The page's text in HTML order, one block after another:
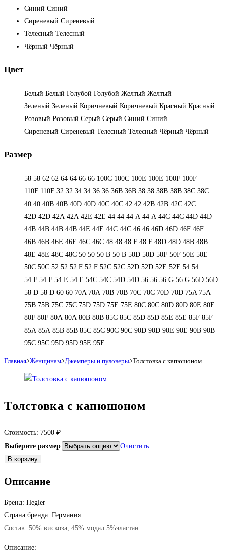
Синий Синий
Сиреневый Сиреневый
Телесный Телесный
Чёрный Чёрный
Цвет
Белый Белый Голубой Голубой Желтый Желтый
Зеленый Зеленый Коричневый Коричневый Красный Красный
Розовый Розовый Серый Серый Синий Синий
Сиреневый Сиреневый Телесный Телесный Чёрный Чёрный
Размер
58 58 62 62 64 64 66 66 100C 100C 100E 100E 100F 100F
110F 110F 32 32 34 34 36 36 36B 36B 38 38 38B 38B 38С 38С
40 40 40B 40B 40D 40D 40С 40С 42 42 42B 42B 42C 42C
42D 42D 42А 42А 42Е 42Е 44 44 44 А 44 А 44C 44C 44D 44D
44В 44В 44В 44В 44Е 44Е 44С 44С 46 46 46D 46D 46F 46F
46В 46В 46Е 46Е 46С 46С 48 48 48 F 48 F 48D 48D 48В 48В
48Е 48Е 48С 48С 50 50 50 B 50 B 50D 50D 50F 50F 50Е 50Е
50С 50С 52 52 52 F 52 F 52C 52C 52D 52D 52E 52E 54 54
54 F 54 F 54 Е 54 Е 54C 54C 54D 54D 56 56 56 G 56 G 56D 56D
58 D 58 D 60 60 70A 70A 70B 70B 70C 70C 70D 70D 75A 75A
75B 75B 75C 75C 75D 75D 75E 75E 80C 80C 80D 80D 80E 80E
80F 80F 80А 80А 80В 80В 85C 85C 85D 85D 85E 85E 85F 85F
85А 85А 85В 85В 85С 85С 90C 90C 90D 90D 90E 90E 90В 90В
95C 95C 95D 95D 95E 95E
Главная>Женщинам>Джемперы и пуловеры>Толстовка с капюшоном
Толстовка с капюшоном
Стоимость: 7500 ₽
Выберите размер
Очистить
Количество
Толстовка
В корзину
Описание
Бренд: Hegler
Страна бренда: Германия
Состав: 50% вискоза, 45% модал 5%эластан
Описание: